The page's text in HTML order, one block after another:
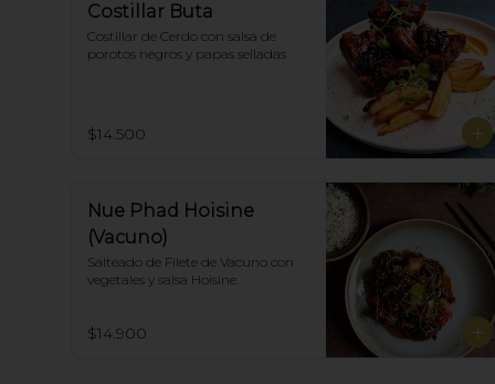
Costillar Buta
Costillar de Cerdo con salsa de
porotos negros y papas selladas
$14.500
Nue Phad Hoisine
(Vacuno)
Salteado de Filete de Vacuno con
vegetales y salsa Hoisine.
$14.900